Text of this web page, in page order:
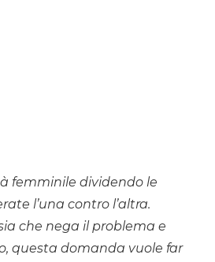
femminile dividendo le
l’una contro l’altra.
che nega il problema e
questa domanda vuole far